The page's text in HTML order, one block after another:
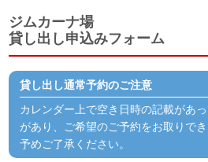
ジムカーナ場
貸し出し申込みフォーム
貸し出し通常予約のご注意
カレンダー上で空き日時の記載があ
があり、ご希望のご予約をお取りで
予めご了承ください。